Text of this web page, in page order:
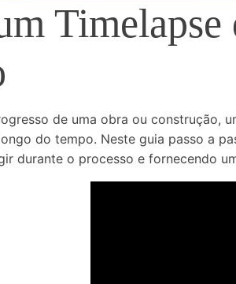
de uma obra ou construção,
do tempo. Neste guia passo a
durante o processo e fornecendo